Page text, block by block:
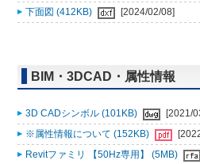
下面図 (412KB)
[2024/02/08]
BIM・3DCAD・属性情報
3D CADシンボル (101KB)
[2021/
※属性情報について (152KB)
Revitファミリ 【50Hz専用】 (5MB)